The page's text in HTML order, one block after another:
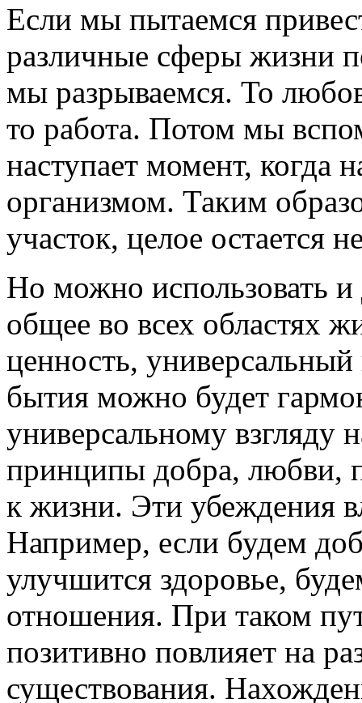
Если мы пытаемся
различные сферы жизни
мы разрываемся. То
то работа. Потом мы
наступает момент, когда
организмом. Таким
участок, целое остается
Но можно использовать
общее во всех областях
ценность,
бытия можно будет
универсальному взгляду
принципы добра, любви,
к жизни. Эти убеждения
Например, если будем
улучшится здоровье,
отношения. При таком
позитивно повлияет на
существования.